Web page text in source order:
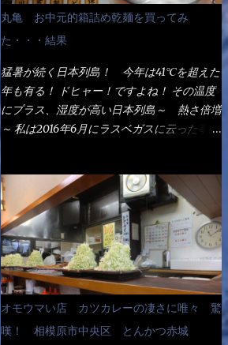
じゃん！ 茹で上げ直後の麺だけいいよ！と
なるでしょう。 事前にググって調べたら、
やっぱり＜湯無し＞注文は、裏注文方法とし
てあるらしい。 それと店員によっては、理
解出来ない者も居るらしい云う事。 そこで
ランチ混雑前に、行くのが店への配慮でもあ
る。 11:20 店内に入り・・・『釜揚げうど
し？』（これだ全く理解していないな） す
ると茹で方の若い女性店員が『いい！い
い！！』とオッサンを向こうへやった。 で
サッサと、木桶を用意してうどんだけ入れて
出して来ました。 な～るほど、この事
か・・・ で今日の2021年後半1回目のサラメ
シです。 見事に木桶には湯が入っていな
い、UDONだけです。 しかし、この木桶デ
カイなぁ～ 試したいこと残りの1つが＜得＞
丸亀 お中元的箱詰め乾麺を買ってみ
た・・・結果
猛暑が続く日本列島！ 今年は41℃を超えた
年も有る！ ドヒャー！ですよね！ その温度
にプラス、湿度が高い日本列島～ 熱さ倍増
～ 私は2016年6月にラスベガスに云った事が
無いね） 処で今日は何だ！？これです。 丸
亀 釜あげうどん！ 日本には、お中元とお
歳暮という古来からの風習がある。 お中元
は、丁度お盆の夏場に日頃お世話になってい
る方への＜ご挨拶＞としての贈り物の習慣で
す。 今では、大分廃れてしまっているか
と・・・小生もお中元やお歳暮など送った事
は無い！（キッパリ） まぁ～この慣習が残
っているのは、官公庁や超大手企業戦士（昇
オモウマい店 カツカレーの凄さに唯々 驚
嘆！ 相模原市中央区 とんかつ赤城